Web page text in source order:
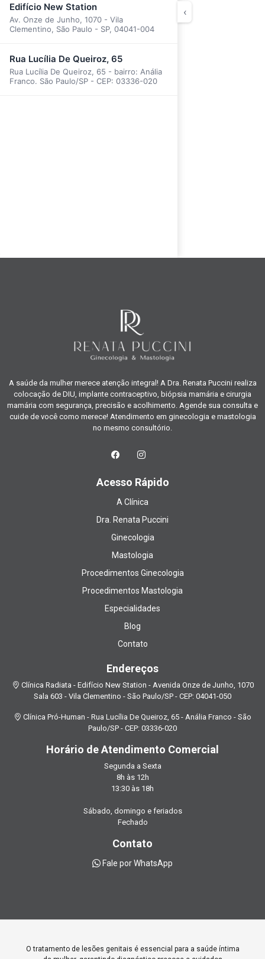
Edifício New Station
Av. Onze de Junho, 1070 - Vila
Clementino, São Paulo - SP, 04041-004
Rua Lucília De Queiroz, 65
Rua Lucília De Queiroz, 65 - bairro: Anália
Franco. São Paulo/SP - CEP: 03336-020
‹
A saúde da mulher merece atenção integral! A Dra. Renata Puccini realiza
colocação de DIU, implante contraceptivo, biópsia mamária e cirurgia
mamária com segurança, precisão e acolhimento. Agende sua consulta e
cuide de você como merece! Atendimento em ginecologia e mastologia
no mesmo consultório.
Acesso Rápido
A Clínica
Dra. Renata Puccini
Ginecologia
Mastologia
Procedimentos Ginecologia
Procedimentos Mastologia
Especialidades
Blog
Contato
Endereços
Clínica Radiata - Edifício New Station - Avenida Onze de Junho, 1070
Sala 603 - Vila Clementino - São Paulo/SP - CEP: 04041-050
Clínica Pró-Human - Rua Lucília De Queiroz, 65 - Anália Franco - São
Paulo/SP - CEP: 03336-020
Horário de Atendimento Comercial
Segunda a Sexta
8h às 12h
13:30 às 18h
Sábado, domingo e feriados
Fechado
Contato
Fale por WhatsApp
O tratamento de lesões genitais é essencial para a saúde íntima